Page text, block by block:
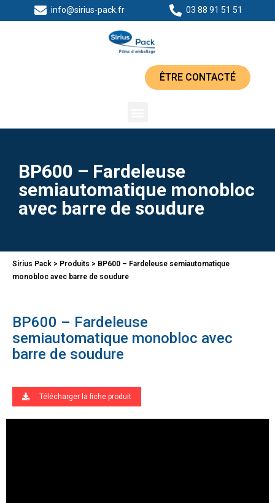
info@sirius-pack.fr 03 88 91 51 51
ÊTRE CONTACTÉ
BP600 – Fardeleuse
semiautomatique monobloc
avec barre de soudure
Sirius Pack > Produits > BP600 – Fardeleuse semiautomatique
monobloc avec barre de soudure
BP600 – Fardeleuse
semiautomatique monobloc avec
barre de soudure
Télécharger la fiche produit